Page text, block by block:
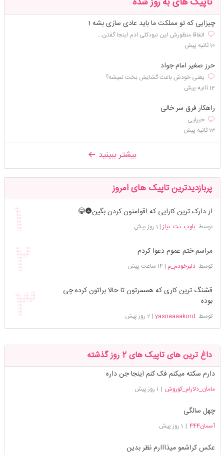
چیزایی که تو مملکت ما باید عادی سازی بشه 1
اتفاقا منظورش این نبودکلی ادم اینجا گفتن...
10 ثانیه پیش
حرز صغیر امام جواد
یعنی خودش باعث گشایش بخت نمیشه؟
12 ثانیه پیش
راهکار فرق سر خالی
خییلیی
13 ثانیه پیش
بیشتر ببینید
پربازدیدترین تاپیک های امروز
از دارک ترین کارایی که اقوامتون کردن بگین🌚😂
توسطبلوپ_نت_نیاز | 1 روز پیش
مراسم ختم عموم دعوا کردم
توسطدلبرخودم_م |14 ساعت پیش
قشنگ ترین کاری که همسرتون تا حالا براتون کرده چی
بوده
توسط yasnaaaakord
| 2 روز پیش
داغ ترین های تاپیک های 2 روز گذشته
دارم سکته میکنم فک کنم اینجا جن داره
مامان_دلارام_کوروش | 1 روز پیش
چهل سالگی
آسمان444 | 1 روز پیش
عکس کراشمو میذااارم نظر بدین